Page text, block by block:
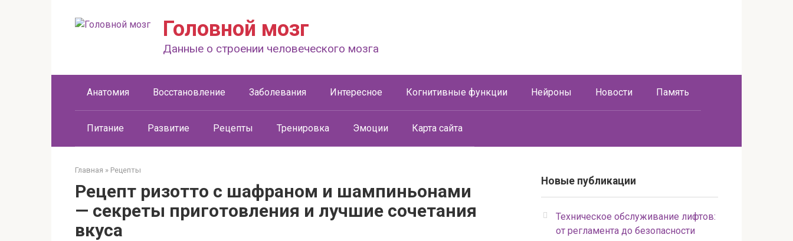
Головной мозг
Данные о строении человеческого мозга
Анатомия Восстановление Заболевания Интересное Когнитивные функции Нейроны Новости Память
Питание Развитие Рецепты Тренировка Эмоции Карта сайта
Главная » Рецепты
Рецепт ризотто с шафраном и шампиньонами
— секреты приготовления и лучшие сочетания
вкуса
Новые публикации
Техническое обслуживание лифтов:
от регламента до безопасности